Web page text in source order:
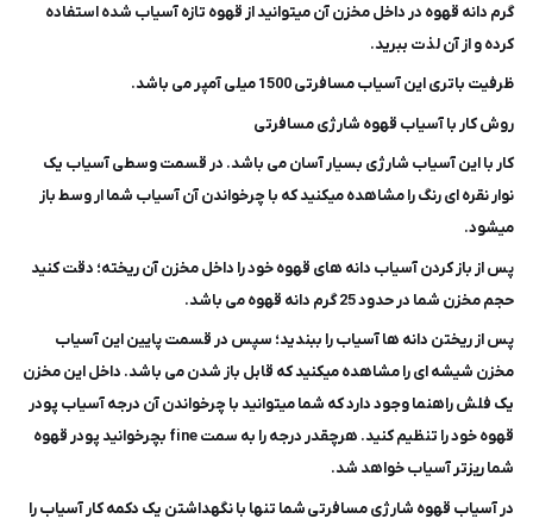
گرم دانه قهوه در داخل مخزن آن میتوانید از قهوه تازه آسیاب شده استفاده
کرده و از آن لذت ببرید.
ظرفیت باتری این آسیاب مسافرتی 1500 میلی آمپر می باشد.
روش کار با آسیاب قهوه شارژی مسافرتی
کار با این آسیاب شارژی بسیار آسان می باشد. در قسمت وسطی آسیاب یک
نوار نقره ای رنگ را مشاهده میکنید که با چرخواندن آن آسیاب شما ار وسط باز
میشود.
پس از باز کردن آسیاب دانه های قهوه خود را داخل مخزن آن ریخته؛ دقت کنید
حجم مخزن شما در حدود 25 گرم دانه قهوه می باشد.
پس از ریختن دانه ها آسیاب را ببندید؛ سپس در قسمت پایین این آسیاب
مخزن شیشه ای را مشاهده میکنید که قابل باز شدن می باشد. داخل این مخزن
یک فلش راهنما وجود دارد که شما میتوانید با چرخواندن آن درجه آسیاب پودر
قهوه خود را تنظیم کنید. هرچقدر درجه را به سمت fine بچرخوانید پودر قهوه
شما ریزتر آسیاب خواهد شد.
در آسیاب قهوه شارژی مسافرتی شما تنها با نگهداشتن یک دکمه کار آسیاب را